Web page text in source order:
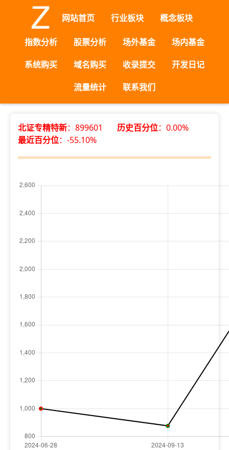
网站首页 行业板块 概念板块
指数分析 股票分析 场外基金
场内基金
系统购买
域名购买 收录提交
开发日记
流量统计
联系我们
北证专精特新：899601 历史百分位：0.00%
最近百分位：-55.10%